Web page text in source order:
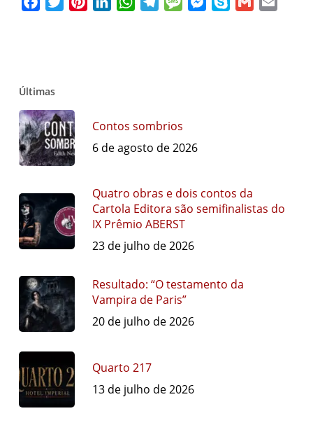
Últimas
Contos sombrios
6 de agosto de 2026
Quatro obras e dois contos da
Cartola Editora são semifinalistas do
IX Prêmio ABERST
23 de julho de 2026
Resultado: “O testamento da
Vampira de Paris”
20 de julho de 2026
Quarto 217
13 de julho de 2026